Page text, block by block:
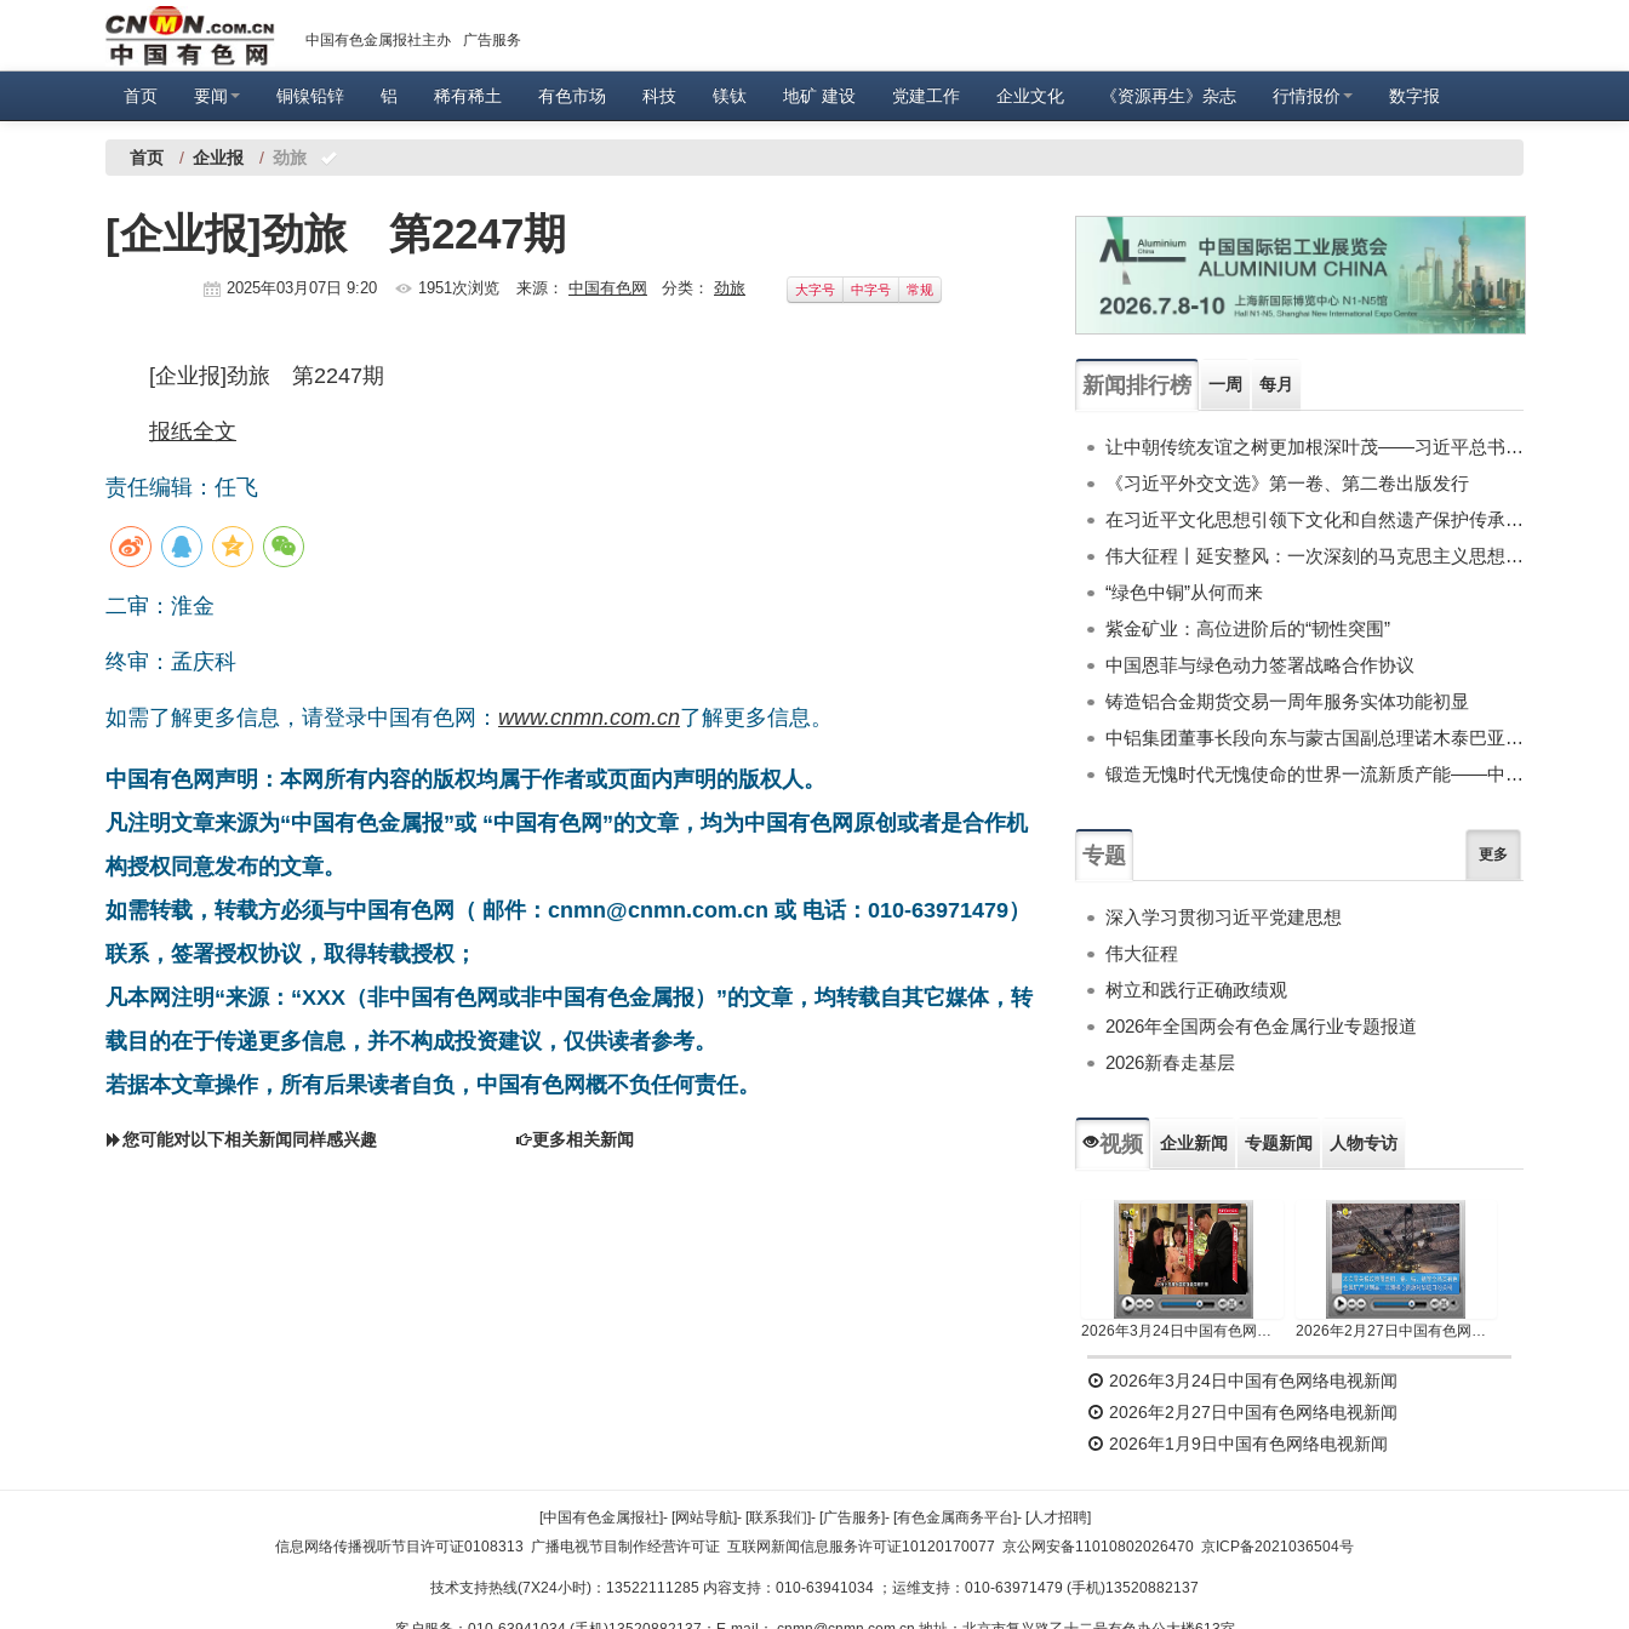
中国有色金属报社主办 广告服务
首页 要闻 铜镍铅锌 铝 稀有稀土 有色市场 科技 镁钛 地矿 建设 党建工作 企业文化 《资源再生》杂志 行情报价 数字报
首页 / 企业报 / 劲旅
[企业报]劲旅 第2247期
2025年03月07日 9:20 1951次浏览 来源： 中国有色网 分类： 劲旅 大字号 中字号 常规
[企业报]劲旅 第2247期
报纸全文
责任编辑：任飞
二审：淮金
终审：孟庆科
如需了解更多信息，请登录中国有色网： www.cnmn.com.cn了解更多信息。
中国有色网声明：本网所有内容的版权均属于作者或页面内声明的版权人。
凡注明文章来源为“中国有色金属报”或 “中国有色网”的文章，均为中国有色网原创或者是合作机
构授权同意发布的文章。
如需转载，转载方必须与中国有色网（ 邮件：cnmn@cnmn.com.cn 或 电话：010-63971479）
联系，签署授权协议，取得转载授权；
凡本网注明“来源：“XXX（非中国有色网或非中国有色金属报）”的文章，均转载自其它媒体，转
载目的在于传递更多信息，并不构成投资建议，仅供读者参考。
若据本文章操作，所有后果读者自负，中国有色网概不负任何责任。
您可能对以下相关新闻同样感兴趣 更多相关新闻
新闻排行榜 一周 每月
让中朝传统友谊之树更加根深叶茂——习近平总书记对朝鲜进行国事访问纪实
《习近平外交文选》第一卷、第二卷出版发行
在习近平文化思想引领下文化和自然遗产保护传承利用工作开创新局面
伟大征程丨延安整风：一次深刻的马克思主义思想教育运动
“绿色中铜”从何而来
紫金矿业：高位进阶后的“韧性突围”
中国恩菲与绿色动力签署战略合作协议
铸造铝合金期货交易一周年服务实体功能初显
中铝集团董事长段向东与蒙古国副总理诺木泰巴亚尔举行会谈
锻造无愧时代无愧使命的世界一流新质产能——中国有色金属工业的战略应对与破局之道（二）
专题 更多
深入学习贯彻习近平党建思想
伟大征程
树立和践行正确政绩观
2026年全国两会有色金属行业专题报道
2026新春走基层
视频 企业新闻 专题新闻 人物专访
2026年3月24日中国有色网络电视新闻 2026年2月27日中国有色网络电视新闻
2026年3月24日中国有色网络电视新闻
2026年2月27日中国有色网络电视新闻
2026年1月9日中国有色网络电视新闻
[中国有色金属报社]- [网站导航]- [联系我们]- [广告服务]- [有色金属商务平台]- [人才招聘]
信息网络传播视听节目许可证0108313 广播电视节目制作经营许可证 互联网新闻信息服务许可证10120170077 京公网安备11010802026470 京ICP备2021036504号
技术支持热线(7X24小时)：13522111285 内容支持：010-63941034 ；运维支持：010-63971479 (手机)13520882137